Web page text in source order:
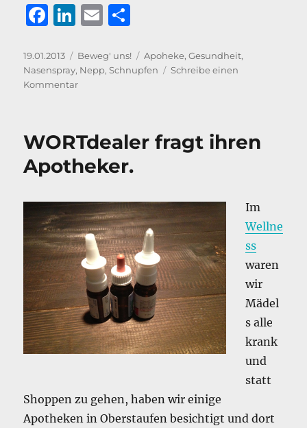
F
c
e
o
k
Li
k
e
n
E
ai
l
le
n
Veröffentlicht
am
19.01.2013 Kategorien
Beweg' uns! Schlagwörter
Apoheke,Gesundheit,
Nasenspray, Nepp,Schnupfen
Schreibe einen
Kommentarzu
Nasenspray!
WORTdealer fragt ihren
Apotheker.
Im
Wellne
ss
waren
wir
Mädel
s alle
krank
und
statt
Shoppen zu gehen, haben wir einige
Apotheken in Oberstaufen besichtigt und dort